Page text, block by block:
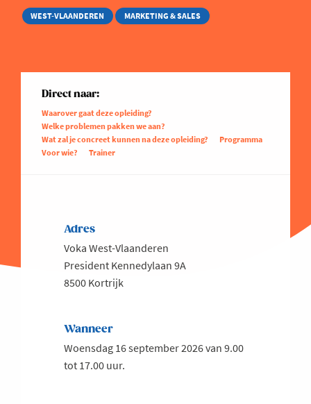
WEST-VLAANDEREN MARKETING & SALES
Direct naar:
Waarover gaat deze opleiding?
Welke problemen pakken we aan?
Wat zal je concreet kunnen na deze opleiding?
Programma
Voor wie?
Trainer
Adres
Voka West-Vlaanderen
President Kennedylaan 9A
8500 Kortrijk
Wanneer
Woensdag 16 september 2026 van 9.00
tot 17.00 uur.